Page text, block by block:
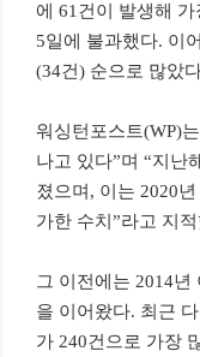
에 61건이 발생해
5일에 불과했다. 이
(34건) 순으로 많았
워싱턴포스트(WP)
나고 있다”며 “지난
졌으며, 이는 2020
가한 수치”라고 지
그 이전에는 2014년
을 이어왔다. 최근
가 240건으로 가장